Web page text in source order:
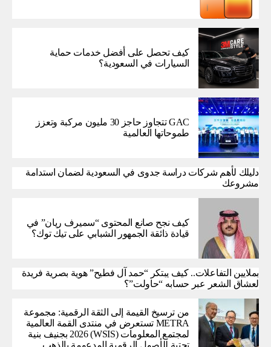
كيف تحصل على أفضل خدمات حماية
السيارات في السعودية؟
GAC تتجاوز حاجز 30 مليون مركبة وتعزز
طموحاتها العالمية
دليلك لأهم شركات دراسة جدوى في السعودية لضمان استدامة
مشروعك
كيف نجح صانع المحتوى “سميرف ريان” في
قيادة ذائقة الجمهور الشبابي على تيك توك؟
بملايين التفاعلات.. كيف يبتكر “حمد آل فطيح” هوية بصرية فريدة
لعشاق الشعر عبر حسابه “حاولت”؟
من ترسيخ القيمة إلى الثقة الرقمية: مجموعة
METRA تستعرض في منتدى القمة العالمية
لمجتمع المعلومات (WSIS) 2026 بجنيف بنية